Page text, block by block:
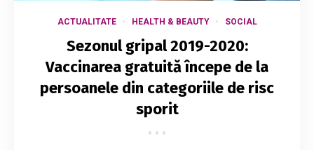
ACTUALITATE HEALTH & BEAUTY SOCIAL
Sezonul gripal 2019-2020:
Vaccinarea gratuită începe de la
persoanele din categoriile de risc
sporit